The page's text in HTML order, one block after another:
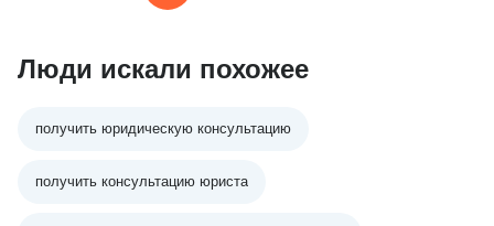
Люди искали похожее
получить юридическую консультацию
получить консультацию юриста